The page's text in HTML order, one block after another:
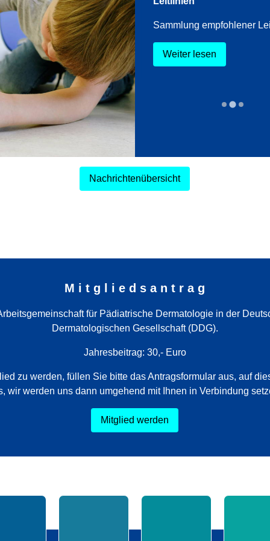
mit den wichtigsten
für Eltern zum
Sammlung empfohlener
Weiter lesen
Nachrichtenübersicht
M i t g l i e d s a n t r a g
für Pädiatrische Dermatologie in der
Dermatologischen Gesellschaft (DDG).
Jahresbeitrag: 30,- Euro
zu werden, füllen Sie bitte das Antragsformular aus, auf
wir werden uns dann umgehend mit Ihnen in Verbindung
Mitglied werden